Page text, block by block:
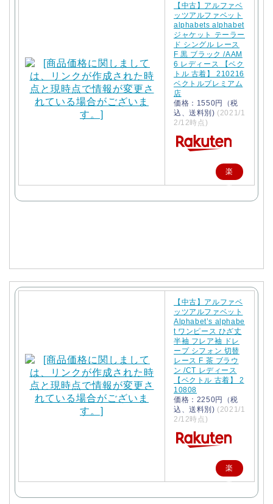
【中古】アルファベ
ッツアルファベット
alphabets alphabet
ジャケット テーラー
ド シングル レース
F 黒 ブラック /AAM
6 レディース 【ベク
トル 古着】 210216
ベクトルプレミアム
店
価格：1550円（税
込、送料別) (2021/1
2/12時点)
楽
天
【中古】アルファベ
ッツアルファベット
Alphabet’s alphabe
t ワンピース ひざ丈
半袖 フレア袖 ドレ
ープ シフォン 切替
レース F 茶 ブラウ
ン /CT レディース
【ベクトル 古着】 2
10808
価格：2250円（税
込、送料別) (2021/1
2/12時点)
楽
天